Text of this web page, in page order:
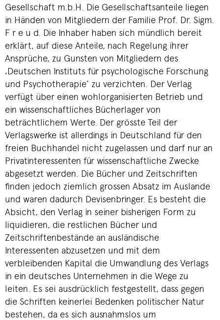
Gesellschaft m.b.H. Die Gesellschaftsanteile liegen
in Händen von Mitgliedern der Familie Prof. Dr. Sigm.
F r e u d. Die Inhaber haben sich mündlich bereit
erklärt, auf diese Anteile, nach Regelung ihrer
Ansprüche, zu Gunsten von Mitgliedern des
‚Deutschen Instituts für psychologische Forschung
und Psychotherapie’ zu verzichten. Der Verlag
verfügt über einen wohlorganisierten Betrieb und
ein wissenschaftliches Bücherlager von
beträchtlichem Werte. Der grösste Teil der
Verlagswerke ist allerdings in Deutschland für den
freien Buchhandel nicht zugelassen und darf nur an
Privatinteressenten für wissenschaftliche Zwecke
abgesetzt werden. Die Bücher und Zeitschriften
finden jedoch ziemlich grossen Absatz im Auslande
und waren dadurch Devisenbringer. Es besteht die
Absicht, den Verlag in seiner bisherigen Form zu
liquidieren, die restlichen Bücher und
Zeitschriftenbestände an ausländische
Interessenten abzusetzen und mit dem
verbleibenden Kapital die Umwandlung des Verlags
in ein deutsches Unternehmen in die Wege zu
leiten. Es sei ausdrücklich festgestellt, dass gegen
die Schriften keinerlei Bedenken politischer Natur
bestehen, da es sich ausnahmslos um